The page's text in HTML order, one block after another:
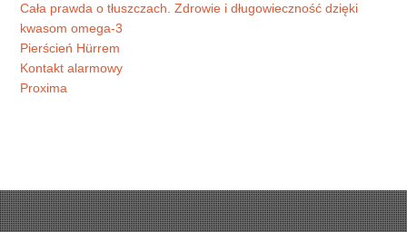
Cała prawda o tłuszczach. Zdrowie i długowieczność dzięki
kwasom omega-3
Pierścień Hürrem
Kontakt alarmowy
Proxima